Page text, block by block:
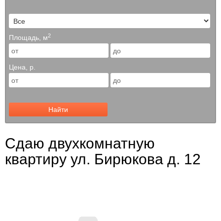
Площадь, м2
Цена, р.
Найти
Сдаю двухкомнатную
квартиру ул. Бирюкова д. 12